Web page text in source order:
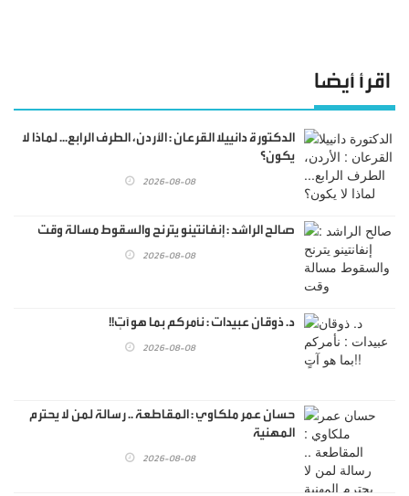
اقرأ أيضا
الدكتورة دانييلا القرعان : الأردن، الطرف الرابع... لماذا لا
يكون؟
2026-08-08
صالح الراشد : إنفانتينو يترنح والسقوط مسالة وقت
2026-08-08
د. ذوقان عبيدات : نأمركم بما هو آتٍ!!
2026-08-08
حسان عمر ملكاوي : المقاطعة .. رسالة لمن لا يحترم
المهنية
2026-08-08